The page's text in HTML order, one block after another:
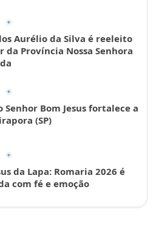
Aurélio da Silva é reeleito
da Província Nossa Senhora
Senhor Bom Jesus fortalece a
(SP)
da Lapa: Romaria 2026 é
com fé e emoção